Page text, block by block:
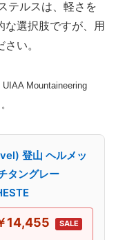
テルスは、軽さを
な選択肢ですが、用
い。
Mountaineering
登山 ヘルメッ
タングレー
14,455 SALE